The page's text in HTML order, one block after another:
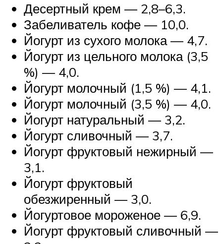
Десертный крем — 2,8–6,3.
Забеливатель кофе — 10,0.
Йогурт из сухого молока — 4,7.
Йогурт из цельного молока (3,5
%) — 4,0.
Йогурт молочный (1,5 %) — 4,1.
Йогурт молочный (3,5 %) — 4,0.
Йогурт натуральный — 3,2.
Йогурт сливочный — 3,7.
Йогурт фруктовый нежирный —
3,1.
Йогурт фруктовый
обезжиренный — 3,0.
Йогуртовое мороженое — 6,9.
Йогурт фруктовый сливочный —